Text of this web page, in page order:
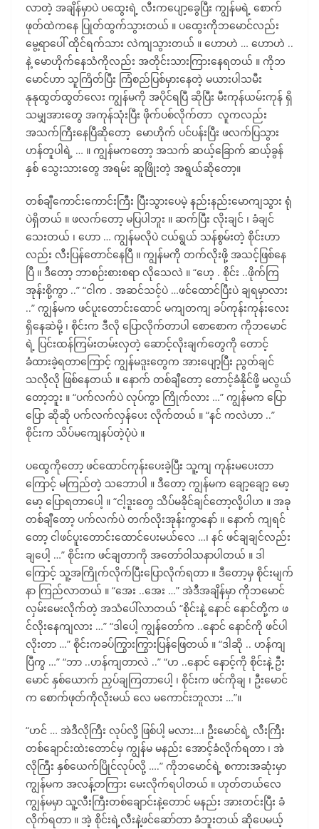
လာတဲ့ အချိန်မှာပဲ ပထွေးရဲ့ လီးကပျော့ခွေပြီး ကျွန်မရဲ့ စောက်
ဖုတ်ထဲကနေ ပြုတ်ထွက်သွားတယ် ။ ပထွေးကိုဘမောင်လည်း
မွေ့ရာပေါ် ထိုင်ရက်သား လဲကျသွားတယ် ။ ဟောဟဲ … ဟောဟဲ ..
နဲ့ မောဟိုက်နေသံကိုလည်း အတိုင်းသားကြားနေရတယ် ။ ကိုဘ
မောင်ဟာ သူကြိတ်ပြီး ကြံစည်ပြစ်မှားနေတဲ့ မယားပါသမီး
နုနုထွတ်ထွတ်လေး ကျွန်မကို အပိုင်ရပြီ ဆိုပြီး မီးကုန်ယမ်းကုန် ရှိ
သမျှအားတွေ အကုန်သုံးပြီး ဖိုက်ပစ်လိုက်တာ လူကလည်း
အသက်ကြီးနေပြီဆိုတော့ မောဟိုက် ပင်ပန်းပြီး ဖလက်ပြသွား
ဟန်တူပါရဲ့ … ။ ကျွန်မကတော့ အသက် ဆယ့်ခြောက် ဆယ့်ခွန်
နှစ် သွေးသားတွေ အရမ်း ဆူဖြိုးတဲ့ အရွယ်ဆိုတော့။
တစ်ချီကောင်းကောင်းကြီး ပြီးသွားပေမဲ့ နည်းနည်းမောကျသွား ရုံ
ပဲရှိတယ် ။ ဖလက်တော့ မပြပါဘူး ။ ဆက်ပြီး လိုးချင် ၊ ခံချင်
သေးတယ် ၊ ဟော … ကျွန်မလိုပဲ ငယ်ရွယ် သန်စွမ်းတဲ့ စိုင်းဟာ
လည်း လီးပြန်တောင်နေပြီ ။ ကျွန်မကို တက်လိုးဖို့ အသင့်ဖြစ်နေ
ပြီ ။ ဒီတော့ ဘာစဉ်းစားစရာ လိုသေလဲ ။ “ဟေ့ . စိုင်း ..ဖိုက်ကြ
အုန်းစို့ကွာ ..” “ငါက . အဆင်သင့်ပဲ …ဖင်ထောင်ပြီးပဲ ချရမှာလား
..” ကျွန်မက ဖင်ပူးတောင်းထောင် မကျတကျ ခပ်ကုန်းကုန်းလေး
ရှိနေဆဲမို့ ၊ စိုင်းက ဒီလို ပြောလိုက်တာပါ စောစောက ကိုဘမောင်
ရဲ့ ပြင်းထန်ကြမ်းတမ်းလှတဲ့ ဆောင့်လိုးချက်တွေကို တောင့်
ခံထားခဲ့ရတာကြောင့် ကျွန်မဒူးတွေက အားပျော့ပြီး ညွတ်ချင်
သလိုလို ဖြစ်နေတယ် ။ နောက် တစ်ချီတော့ တောင့်ခံနိုင်ဖို့ မလွယ်
တော့ဘူး ။ “ပက်လက်ပဲ လုပ်ကွာ ကြိုက်လား …” ကျွန်မက ပြော
ပြော ဆိုဆို ပက်လက်လှန်ပေး လိုက်တယ် ။ “နင် ကလဲဟာ ..”
စိုင်းက သိပ်မကျေနပ်တဲ့ပုံပဲ ။
ပထွေကိုတော့ ဖင်ထောင်ကုန်းပေးခဲ့ပြီး သူ့ကျ ကုန်းမပေးတာ
ကြောင့် မကြည်တဲ့ သဘောပါ ။ ဒီတော့ ကျွန်မက ချော့ချော့ မော့
မော့ ပြောရတာပေါ့ ။ “ငါ့ဒူးတွေ သိပ်မခိုင်ချင်တော့လို့ပါဟ ။ အခု
တစ်ချီတော့ ပက်လက်ပဲ တက်လိုးအုန်းကွာနော် ။ နောက် ကျရင်
တော့ ငါဖင်ပူးတောင်းထောင်ပေးမယ်လေ …၊ နင် ဖင်ချချင်လည်း
ချပေါ့ …” စိုင်းက ဖင်ချတာကို အတော်ဝါသနာပါတယ် ။ ဒါ
ကြောင့် သူ့အကြိုက်လိုက်ပြီးပြောလိုက်ရတာ ။ ဒီတော့မှ စိုင်းမျက်
နာ ကြည်လာတယ် ။ “အေး ..အေး …” အဲဒီအချိန်မှာ ကိုဘမောင်
လှမ်းမေးလိုက်တဲ့ အသံပေါ်လာတယ် “စိုင်းနဲ့ နောင် နောင်တို့က ဖ
င်လိုးနေကျလား …” “ဒါပေါ့ ကျွန်တော်က ..နောင် နောင်ကို ဖင်ပါ
လိုးတာ …” စိုင်းကခပ်ကြွားကြွားပြန်ဖြေတယ် ။ “ဒါဆို .. ဟန်ကျ
ပြီကွ …” “ဘာ ..ဟန်ကျတာလဲ ..” “ဟ ..နောင် နောင့်ကို စိုင်းနဲ့ ဦး
မောင် နှစ်ယောက် ညှပ်ချကြတာပေါ့ ၊ စိုင်းက ဖင်ကိုချ ၊ ဦးမောင်
က စောက်ဖုတ်ကိုလိုးမယ် လေ မကောင်းဘူလား …”။
“ဟင် … အဲဒီလိုကြီး လုပ်လို့ ဖြစ်ပါ့ မလား…၊ ဦးမောင်ရဲ့ လီးကြီး
တစ်ချောင်းထဲးတောင်မှ ကျွန်မ မနည်း အောင့်ခံလိုက်ရတာ ၊ အဲ
လိုကြီး နှစ်ယေက်ပြိုင်လုပ်လို့ ….” ကိုဘမောင်ရဲ့ စကားအဆုံးမှာ
ကျွန်မက အလန့်တကြား မေးလိုက်ရပါတယ် ။ ဟုတ်တယ်လေ
ကျွန်မမှာ သူ့လီးကြီးတစ်ချောင်းနဲ့တောင် မနည်း အားတင်းပြီး ခံ
လိုက်ရတာ ။ အဲ့ စိုင်းရဲ့လီးနဲ့ဖင်ဆော်တာ ခံဘူးတယ် ဆိုပေမယ့်